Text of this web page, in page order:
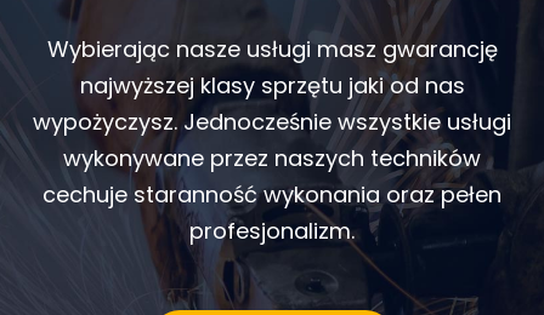
Wybierając nasze usługi masz gwarancję
najwyższej klasy sprzętu jaki od nas
wypożyczysz. Jednocześnie wszystkie usługi
wykonywane przez naszych techników
cechuje staranność wykonania oraz pełen
profesjonalizm.